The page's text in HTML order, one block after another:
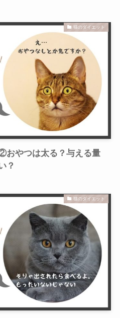
猫のダイエット
おやつは太る？与える量
？
猫のダイエット